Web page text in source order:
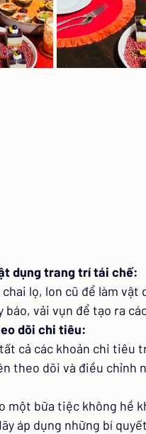
dụng trang trí tái chế:
chai lọ, lon cũ để làm
báo, vải vụn để tạo ra
dõi chi tiêu:
cả các khoản chi tiêu
theo dõi và điều chỉnh
một bữa tiệc không hề
áp dụng những bí